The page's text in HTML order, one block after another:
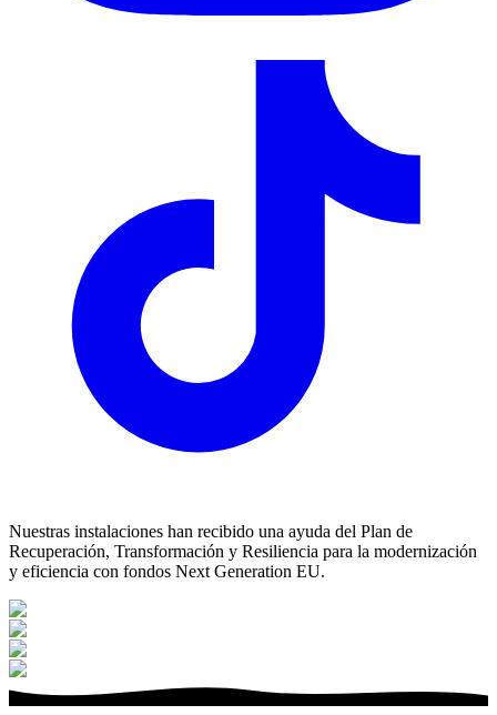
Nuestras instalaciones han recibido una ayuda del Plan de
Recuperación, Transformación y Resiliencia para la modernización
y eficiencia con fondos Next Generation EU.